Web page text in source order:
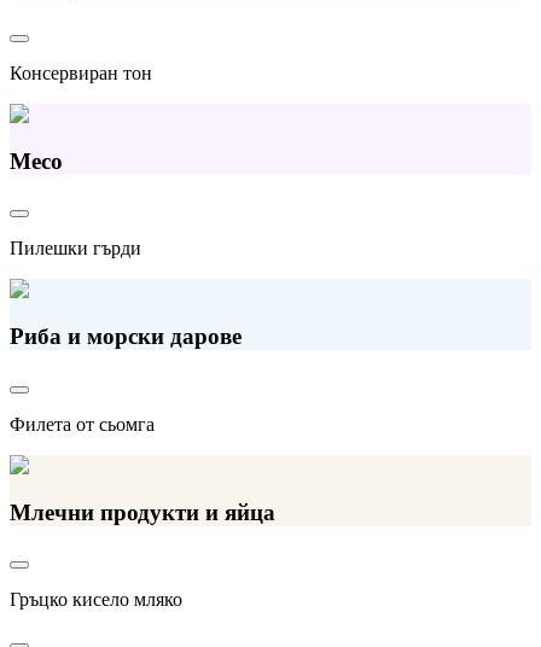
Консервиран тон
Месо
Пилешки гърди
Риба и морски дарове
Филета от сьомга
Млечни продукти и яйца
Гръцко кисело мляко